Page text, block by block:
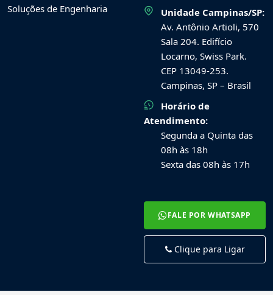
Soluções de Engenharia
Unidade Campinas/SP:
Av. Antônio Artioli, 570
Sala 204. Edifício
Locarno, Swiss Park.
CEP 13049-253.
Campinas, SP – Brasil
Horário de
Atendimento:
Segunda a Quinta das
08h às 18h
Sexta das 08h às 17h
FALE POR WHATSAPP
Clique para Ligar